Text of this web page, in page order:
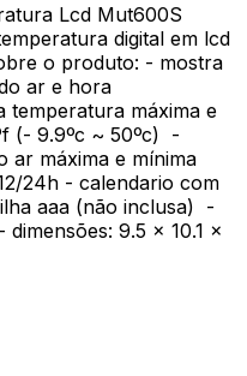
Lcd Mut600S
digital em lcd
o produto: - mostra
ar e hora
temperatura máxima e
(- 9.9ºc ~ 50ºc) -
ar máxima e mínima
24h - calendario com
aaa (não inclusa) -
9.5 x 10.1 x